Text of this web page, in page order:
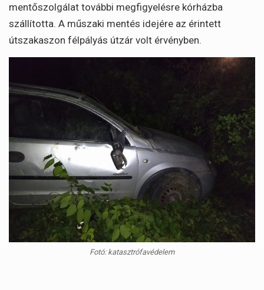
mentőszolgálat további megfigyelésre kórházba
szállította. A műszaki mentés idejére az érintett
útszakaszon félpályás útzár volt érvényben.
Fotó: katasztrófavédelem